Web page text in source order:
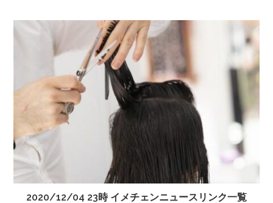
2020/12/04 23時 イメチェンニュースリンク一覧